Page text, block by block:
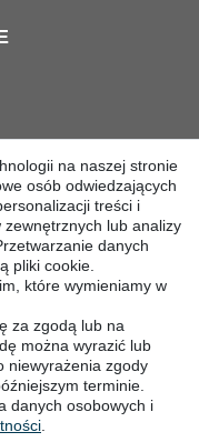
na naszej stronie
osób odwiedzających
treści i
lub analizy
danych
pliki cookie.
które wymieniamy w
za zgodą lub na
można wyrazić lub
niewyrażenia zgody
terminie.
danych osobowych i